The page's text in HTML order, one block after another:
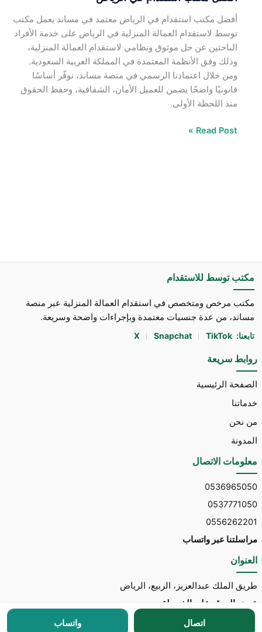
أفضل مكتب استقدام في الرياض معتمد في مساند يعمل مكتب
توسط لاستقدام العمالة المنزلية في الرياض على خدمة الأفراد
الباحثين عن حل موثوق ونظامي لاستقدام العمالة المنزلية،
وذلك وفق الأنظمة المعتمدة في المملكة العربية السعودية.
ومن خلال اعتمادنا الرسمي في منصة مساند، نوفّر أساسًا
قانونيًا واضحًا يضمن للعميل الأمان، الشفافية، وحفظ الحقوق
منذ اللحظة الأولى.
Read Post »
مكتب توسط للاستقدام
مكتب مرخص ومتخصص في استقدام العمالة المنزلية عبر منصة
مساند، من عدة جنسيات معتمدة وبإجراءات واضحة وسريعة.
تابعنا: X Snapchat TikTok
روابط سريعة
الصفحة الرئيسية
خدماتنا
من نحن
المدونة
معلومات الاتصال
0536965050
0537771050
0556262201
مراسلتنا عبر واتساب
العنوان
طريق الملك عبدالعزيز، الربيع، الرياض
عرض الموقع على الخريطة
اتصال واتساب